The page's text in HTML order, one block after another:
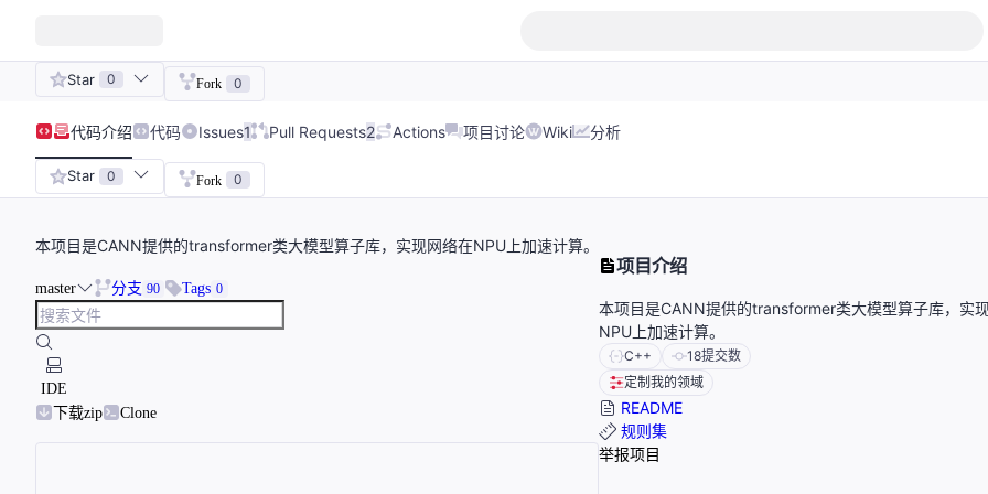
Star 0 Fork 0
代码介绍 代码 Issues1 Pull Requests2 Actions 项目讨论 Wiki 分析
Star 0 Fork 0
本项目是CANN提供的transformer类大模型算子库，实现网络在NPU上加速计算。
master 分支 90 Tags 0
IDE
下载zip
Clone
项目介绍
本项目是CANN提供的transformer类大模型算子库，实
NPU上加速计算。
C++ 18提交数
定制我的领域
README
规则集
举报项目